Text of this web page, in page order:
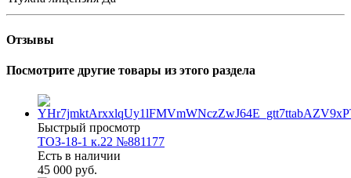
Отзывы
Посмотрите другие товары из этого раздела
Быстрый просмотр
ТОЗ-18-1 к.22 №881177
Есть в наличии
45 000 руб.